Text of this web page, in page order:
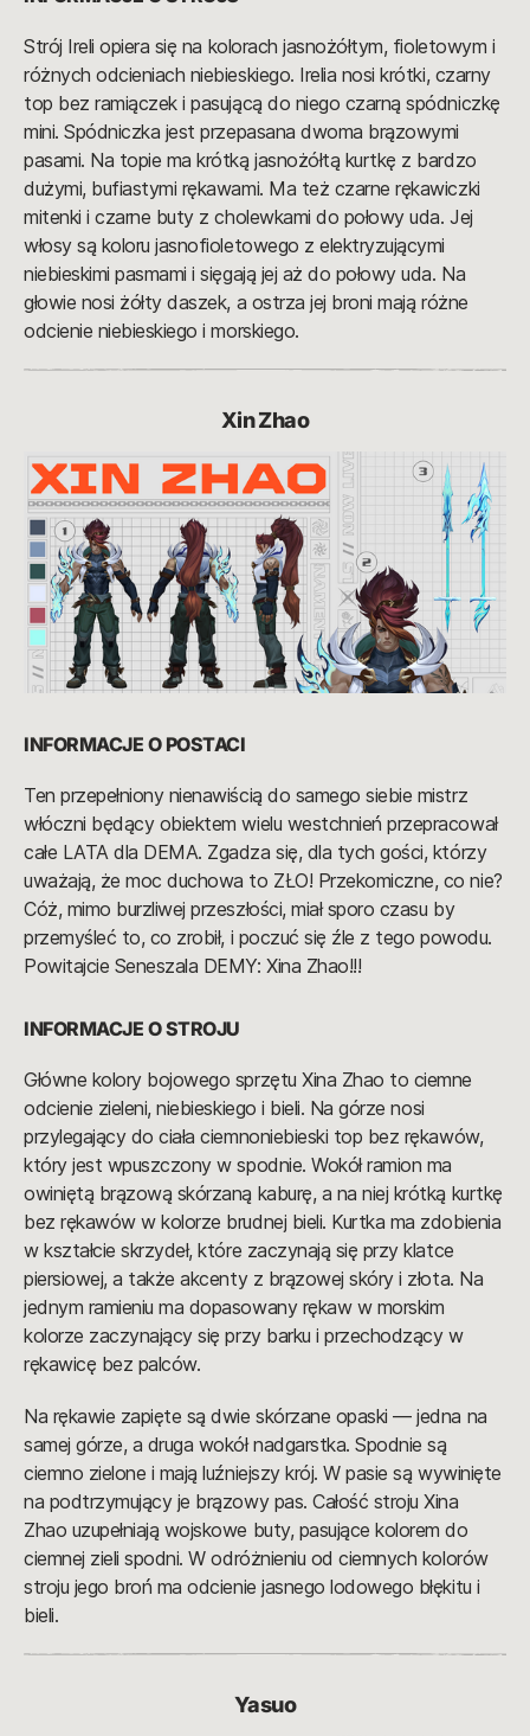
Strój Ireli opiera się na kolorach jasnożółtym, fioletowym i
różnych odcieniach niebieskiego. Irelia nosi krótki, czarny
top bez ramiączek i pasującą do niego czarną spódniczkę
mini. Spódniczka jest przepasana dwoma brązowymi
pasami. Na topie ma krótką jasnożółtą kurtkę z bardzo
dużymi, bufiastymi rękawami. Ma też czarne rękawiczki
mitenki i czarne buty z cholewkami do połowy uda. Jej
włosy są koloru jasnofioletowego z elektryzującymi
niebieskimi pasmami i sięgają jej aż do połowy uda. Na
głowie nosi żółty daszek, a ostrza jej broni mają różne
odcienie niebieskiego i morskiego.
Xin Zhao
INFORMACJE O POSTACI
Ten przepełniony nienawiścią do samego siebie mistrz
włóczni będący obiektem wielu westchnień przepracował
całe LATA dla DEMA. Zgadza się, dla tych gości, którzy
uważają, że moc duchowa to ZŁO! Przekomiczne, co nie?
Cóż, mimo burzliwej przeszłości, miał sporo czasu by
przemyśleć to, co zrobił, i poczuć się źle z tego powodu.
Powitajcie Seneszala DEMY: Xina Zhao!!!
INFORMACJE O STROJU
Główne kolory bojowego sprzętu Xina Zhao to ciemne
odcienie zieleni, niebieskiego i bieli. Na górze nosi
przylegający do ciała ciemnoniebieski top bez rękawów,
który jest wpuszczony w spodnie. Wokół ramion ma
owiniętą brązową skórzaną kaburę, a na niej krótką kurtkę
bez rękawów w kolorze brudnej bieli. Kurtka ma zdobienia
w kształcie skrzydeł, które zaczynają się przy klatce
piersiowej, a także akcenty z brązowej skóry i złota. Na
jednym ramieniu ma dopasowany rękaw w morskim
kolorze zaczynający się przy barku i przechodzący w
rękawicę bez palców.
Na rękawie zapięte są dwie skórzane opaski — jedna na
samej górze, a druga wokół nadgarstka. Spodnie są
ciemno zielone i mają luźniejszy krój. W pasie są wywinięte
na podtrzymujący je brązowy pas. Całość stroju Xina
Zhao uzupełniają wojskowe buty, pasujące kolorem do
ciemnej zieli spodni. W odróżnieniu od ciemnych kolorów
stroju jego broń ma odcienie jasnego lodowego błękitu i
bieli.
Yasuo